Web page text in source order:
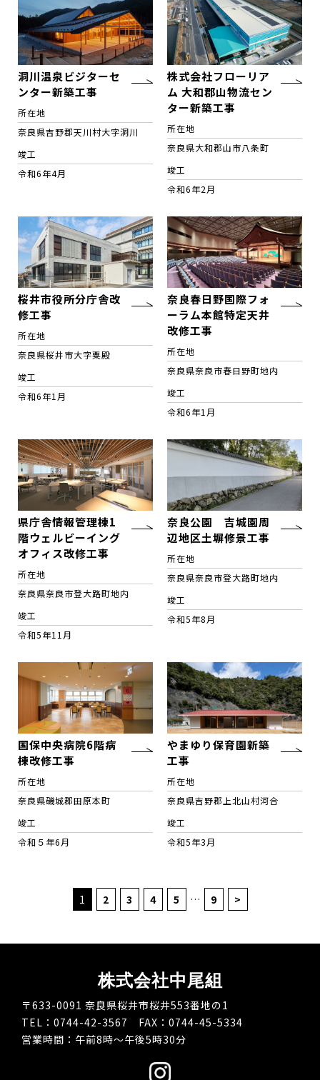
洞川温泉ビジターセ
ンター新築工事
所在地
奈良県吉野郡天川村大字洞川
竣工
令和6年4月
株式会社フローリア
ム 大和郡山物流セン
ター新築工事
所在地
奈良県大和郡山市八条町
竣工
令和6年2月
桜井市役所分庁舎改
修工事
所在地
奈良県桜井市大字粟殿
竣工
令和6年1月
奈良春日野国際フォ
ーラム本館特定天井
改修工事
所在地
奈良県奈良市春日野町地内
竣工
令和6年1月
県庁舎情報管理棟1
階ウェルビーイング
オフィス改修工事
所在地
奈良県奈良市登大路町地内
竣工
令和5年11月
奈良公園 吉城園周
辺地区土塀修景工事
所在地
奈良県奈良市登大路町地内
竣工
令和5年8月
国保中央病院6階病
棟改修工事
所在地
奈良県磯城郡田原本町
竣工
令和５年6月
やまゆり保育園新築
工事
所在地
奈良県吉野郡上北山村河合
竣工
令和5年3月
1 2 3 4 5 … 9 >
株式会社中尾組
〒633-0091 奈良県桜井市桜井553番地の1
TEL：0744-42-3567 FAX：0744-45-5334
営業時間：午前8時～午後5時30分